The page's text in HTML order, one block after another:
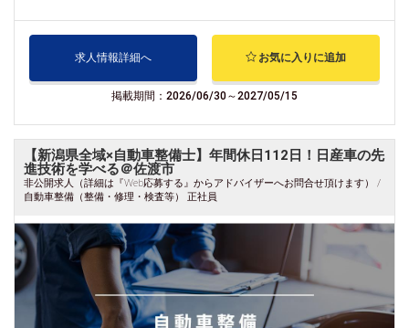
求人情報詳細へ お気に入りに追加
掲載期間：2026/06/30～2027/05/15
【新潟県全域×自動車整備士】年間休日112日！日産車の先
進技術を学べる＠佐渡市
非公開求人（詳細は『Web応募する』からアドバイザーへお問合せ頂けます） /
自動車整備（整備・修理・検査等） 正社員